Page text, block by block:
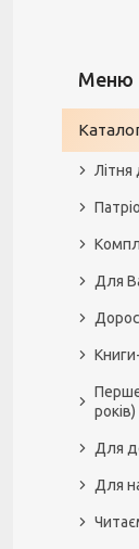
Літня
Для
років)
Для
Для